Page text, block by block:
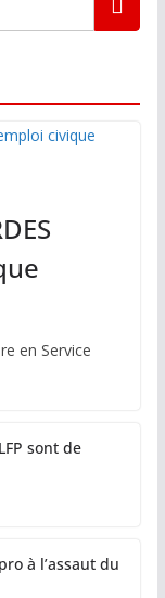
en Service
sont de
à l’assaut du